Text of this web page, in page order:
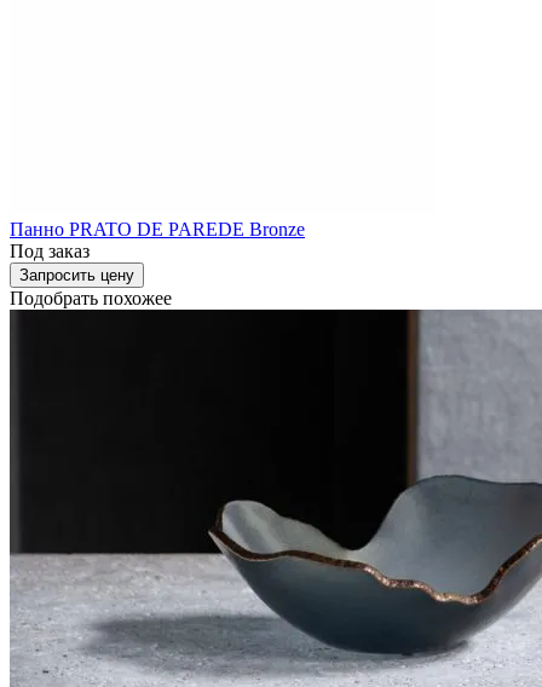
Панно PRATO DE PAREDE Bronze
Под заказ
Запросить цену
Подобрать похожее